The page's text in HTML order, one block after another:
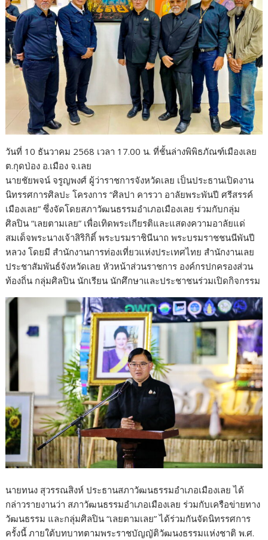
วันที่ 10 ธันวาคม 2568 เวลา 17.00 น. ที่ชั้นล่างพิพิธภัณฑ์เมืองเลย
ต.กุดป่อง อ.เมือง จ.เลย
นายชัยพจน์ จรูญพงศ์ ผู้ว่าราชการจังหวัดเลย เป็นประธานเปิดงาน
นิทรรศการศิลปะ โครงการ “ศิลปา คารวา อาลัยพระพันปี ศรีสรรค์
เมืองเลย” ซึ่งจัดโดยสภาวัฒนธรรมอำเภอเมืองเลย ร่วมกับกลุ่ม
ศิลปิน “เลยตามเลย” เพื่อเทิดพระเกียรติและแสดงความอาลัยแด่
สมเด็จพระนางเจ้าสิริกิติ์ พระบรมราชินีนาถ พระบรมราชชนนีพันปี
หลวง โดยมี สำนักงานการท่องเที่ยวแห่งประเทศไทย สำนักงานเลย
ประชาสัมพันธ์จังหวัดเลย หัวหน้าส่วนราชการ องค์กรปกครองส่วน
ท้องถิ่น กลุ่มศิลปิน นักเรียน นักศึกษาและประชาชนร่วมเปิดกิจกรรม
นายทนง สุวรรณสิงห์ ประธานสภาวัฒนธรรมอำเภอเมืองเลย ได้
กล่าวรายงานว่า สภาวัฒนธรรมอำเภอเมืองเลย ร่วมกับเครือข่ายทาง
วัฒนธรรม และกลุ่มศิลปิน “เลยตามเลย” ได้ร่วมกันจัดนิทรรศการ
ครั้งนี้ ภายใต้บทบาทตามพระราชบัญญัติวัฒนงธรรมแห่งชาติ พ.ศ.